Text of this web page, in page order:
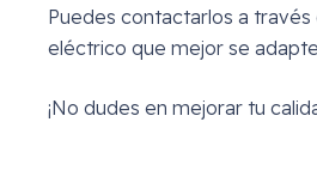
Puedes contactarlos a
eléctrico que mejor se
¡No dudes en mejorar tu